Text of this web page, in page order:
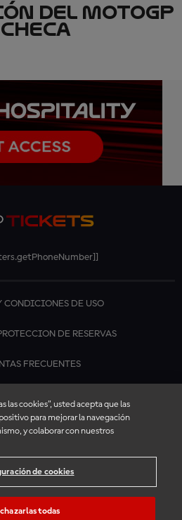
DEL MOTOGP
CONDICIONES DE USO
DE RESERVAS
FRECUENTES
las cookies”, usted acepta que las
para mejorar la navegación
y colaborar con nuestros
de cookies
todas